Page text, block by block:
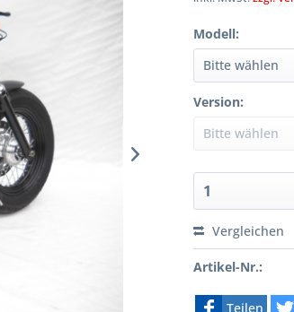
Modell:
Version:
Vergleichen
Artikel-Nr.:
Teilen